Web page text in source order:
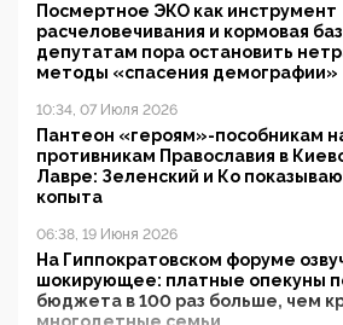
Посмертное ЭКО как инструмент
расчеловечивания и кормовая
депутатам пора остановить
методы «спасения демографии»
10:34, 07 Июля 2026
Пантеон «героям»-пособникам
противникам Православия в
Лавре: Зеленский и Ко
копыта
06:38, 19 Июня 2026
На Гиппократовском форуме
шокирующее: платные опекуны
бюджета в 100 раз больше, чем